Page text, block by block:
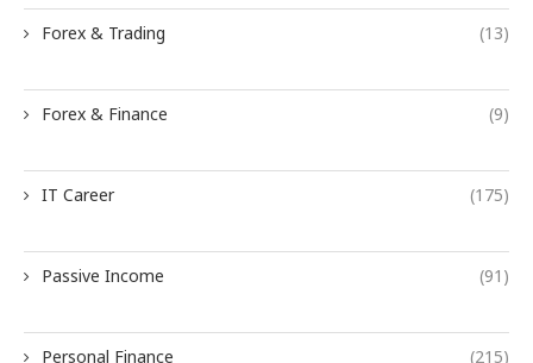
Forex & Trading (13)
Forex & Finance (9)
IT Career (175)
Passive Income (91)
Personal Finance (215)